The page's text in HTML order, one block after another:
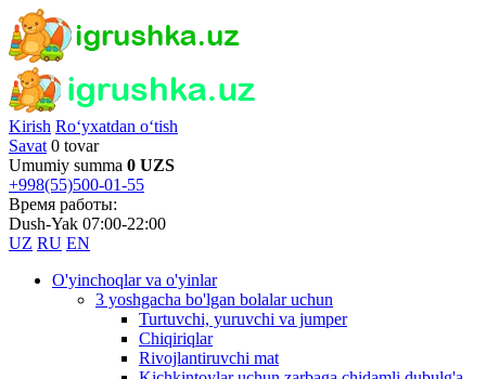
Kirish Ro‘yxatdan o‘tish
Savat 0 tovar
Umumiy summa 0 UZS
+998(55)500-01-55
Время работы:
Dush-Yak 07:00-22:00
UZ RU EN
O'yinchoqlar va o'yinlar
3 yoshgacha bo'lgan bolalar uchun
Turtuvchi, yuruvchi va jumper
Chiqiriqlar
Rivojlantiruvchi mat